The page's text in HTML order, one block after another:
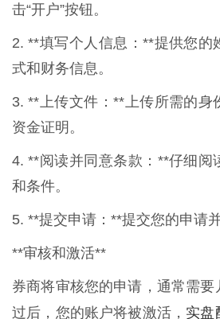
击“开户”按钮。
2. **填写个人信息：**提供您的
式和财务信息。
3. **上传文件：**上传所需的身
资金证明。
4. **阅读并同意条款：**仔细阅
和条件。
5. **提交申请：**提交您的申请
**审核和激活**
券商将审核您的申请，通常需要
过后，您的账户将被激活， 实盘